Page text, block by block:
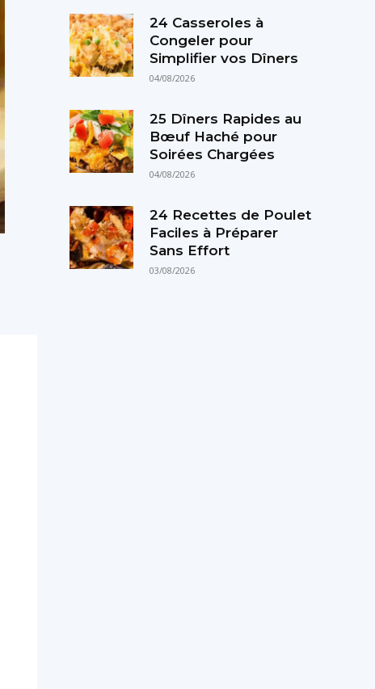
24 Casseroles à
Congeler pour
Simplifier vos Dîners
04/08/2026
25 Dîners Rapides au
Bœuf Haché pour
Soirées Chargées
04/08/2026
24 Recettes de Poulet
Faciles à Préparer
Sans Effort
03/08/2026